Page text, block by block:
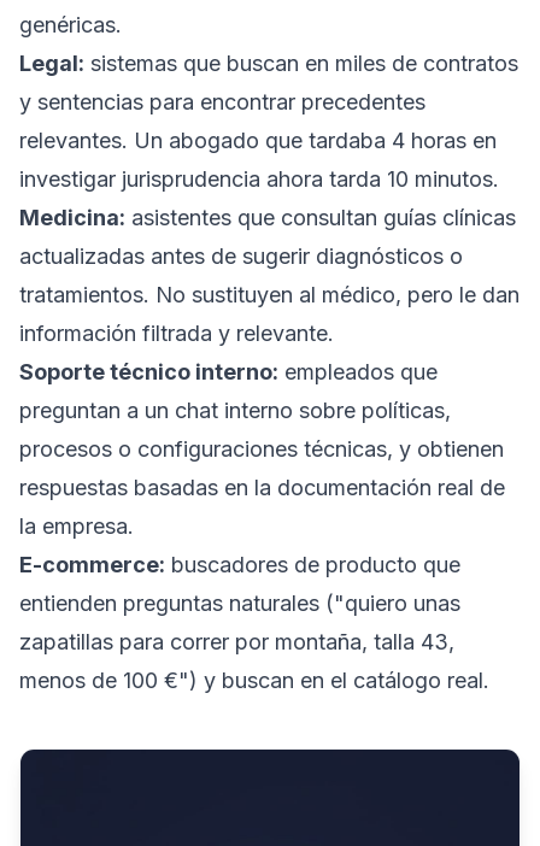
genéricas.
Legal: sistemas que buscan en miles de contratos
y sentencias para encontrar precedentes
relevantes. Un abogado que tardaba 4 horas en
investigar jurisprudencia ahora tarda 10 minutos.
Medicina: asistentes que consultan guías clínicas
actualizadas antes de sugerir diagnósticos o
tratamientos. No sustituyen al médico, pero le dan
información filtrada y relevante.
Soporte técnico interno: empleados que
preguntan a un chat interno sobre políticas,
procesos o configuraciones técnicas, y obtienen
respuestas basadas en la documentación real de
la empresa.
E-commerce: buscadores de producto que
entienden preguntas naturales ("quiero unas
zapatillas para correr por montaña, talla 43,
menos de 100 €") y buscan en el catálogo real.